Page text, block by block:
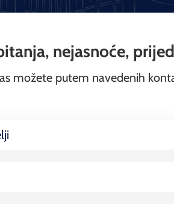
nejasnoće,
možete putem navedenih